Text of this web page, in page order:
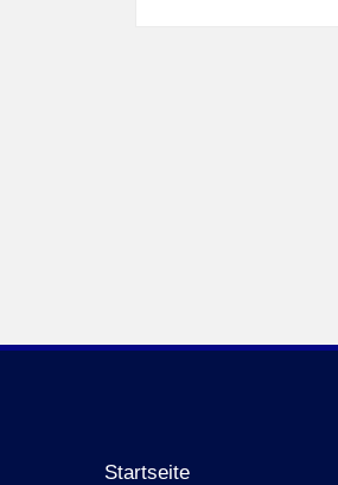
Startseite